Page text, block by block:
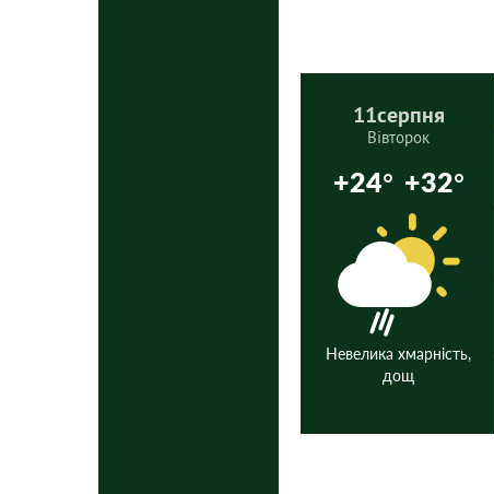
11серпня
Вівторок
+24° +32°
Невелика хмарність,
дощ